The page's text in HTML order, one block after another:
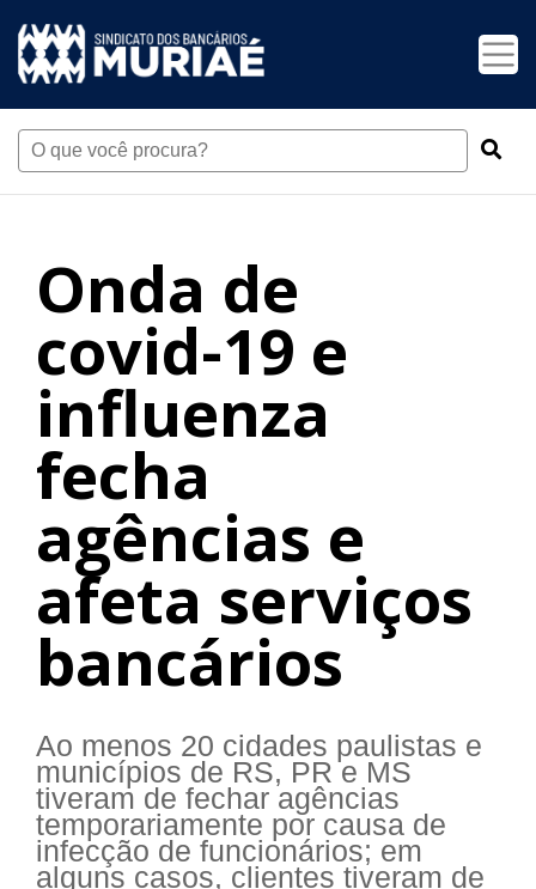
Onda de
covid-19 e
influenza
fecha
agências e
afeta serviços
bancários
Ao menos 20 cidades paulistas e
municípios de RS, PR e MS
tiveram de fechar agências
temporariamente por causa de
infecção de funcionários; em
alguns casos, clientes tiveram de